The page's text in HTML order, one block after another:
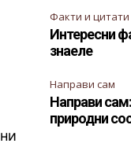
Факти и цитати
Интересни
знаеле
Направи сам
Направи
природни